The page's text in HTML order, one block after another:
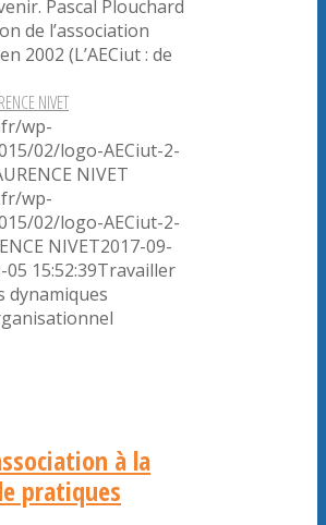
Pascal Plouchard
de l’association
2002 (L’AECiut : de
NIVET
wp-
02/logo-AECiut-2-
NIVET
wp-
02/logo-AECiut-2-
NIVET2017-09-
15:52:39Travailler
dynamiques
à la
pratiques